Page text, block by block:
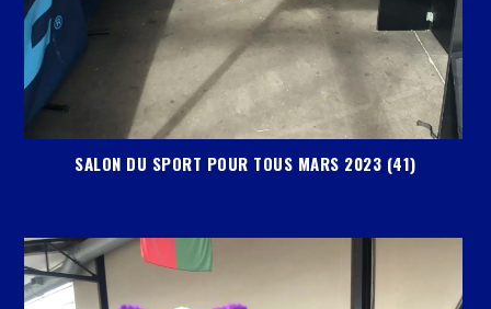
SALON DU SPORT POUR TOUS MARS 2023 (41)